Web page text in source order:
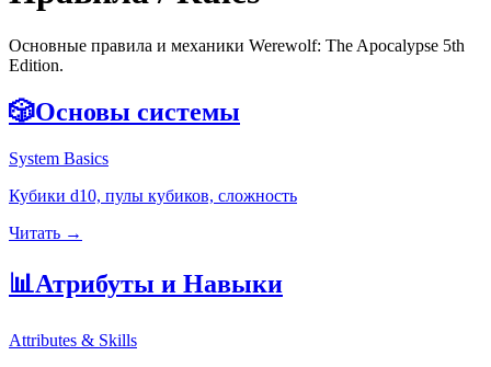
Основные правила и механики Werewolf: The Apocalypse 5th
Edition.
🎲Основы системы
System Basics
Кубики d10, пулы кубиков, сложность
Читать →
📊Атрибуты и Навыки
Attributes & Skills